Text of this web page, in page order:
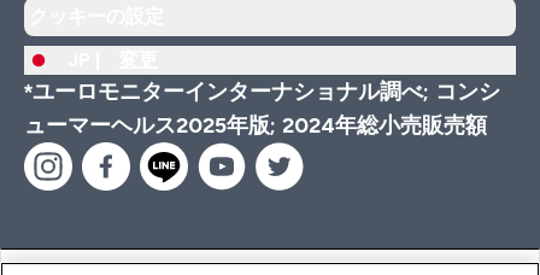
*ユーロモニターインターナショナル調べ; コンシ
ューマーヘルス2025年版; 2024年総小売販売額